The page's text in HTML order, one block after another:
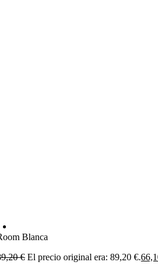
Blanca
€ El precio original era: 89,20 €.